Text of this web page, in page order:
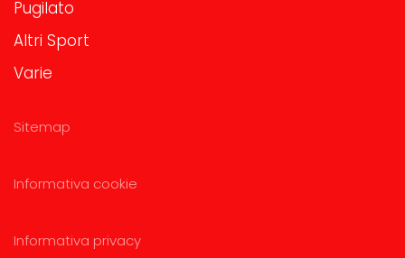
Pugilato
Altri Sport
Varie
Sitemap
Informativa cookie
Informativa privacy